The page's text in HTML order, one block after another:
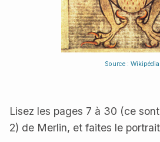
Source : Wikipédia
Lisez les pages 7 à 30 (ce
2) de Merlin, et faites le